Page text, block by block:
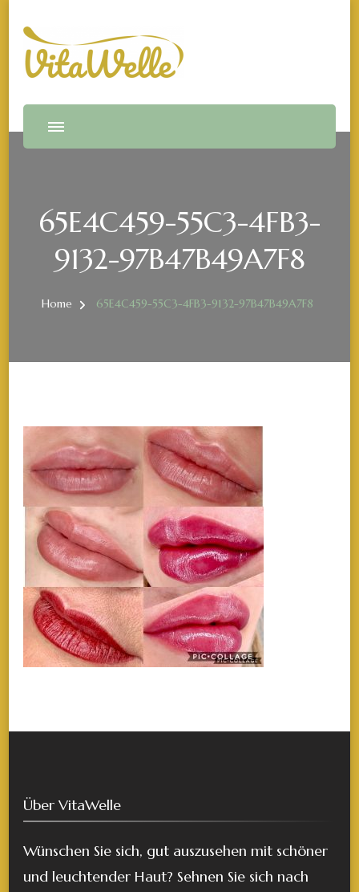
Vitawelle
VitaWelle by Irina Madrid
65E4C459-55C3-4FB3-
9132-97B47B49A7F8
Home 65E4C459-55C3-4FB3-9132-97B47B49A7F8
Über VitaWelle
Wünschen Sie sich, gut auszusehen mit schöner
und leuchtender Haut? Sehnen Sie sich nach